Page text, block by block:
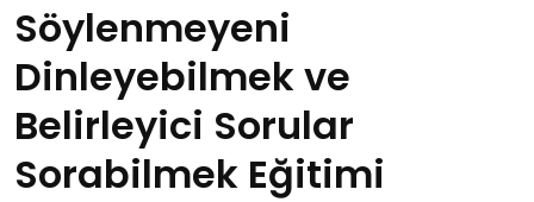
Söylenmeyeni
Dinleyebilmek ve
Belirleyici Sorular
Sorabilmek Eğitimi